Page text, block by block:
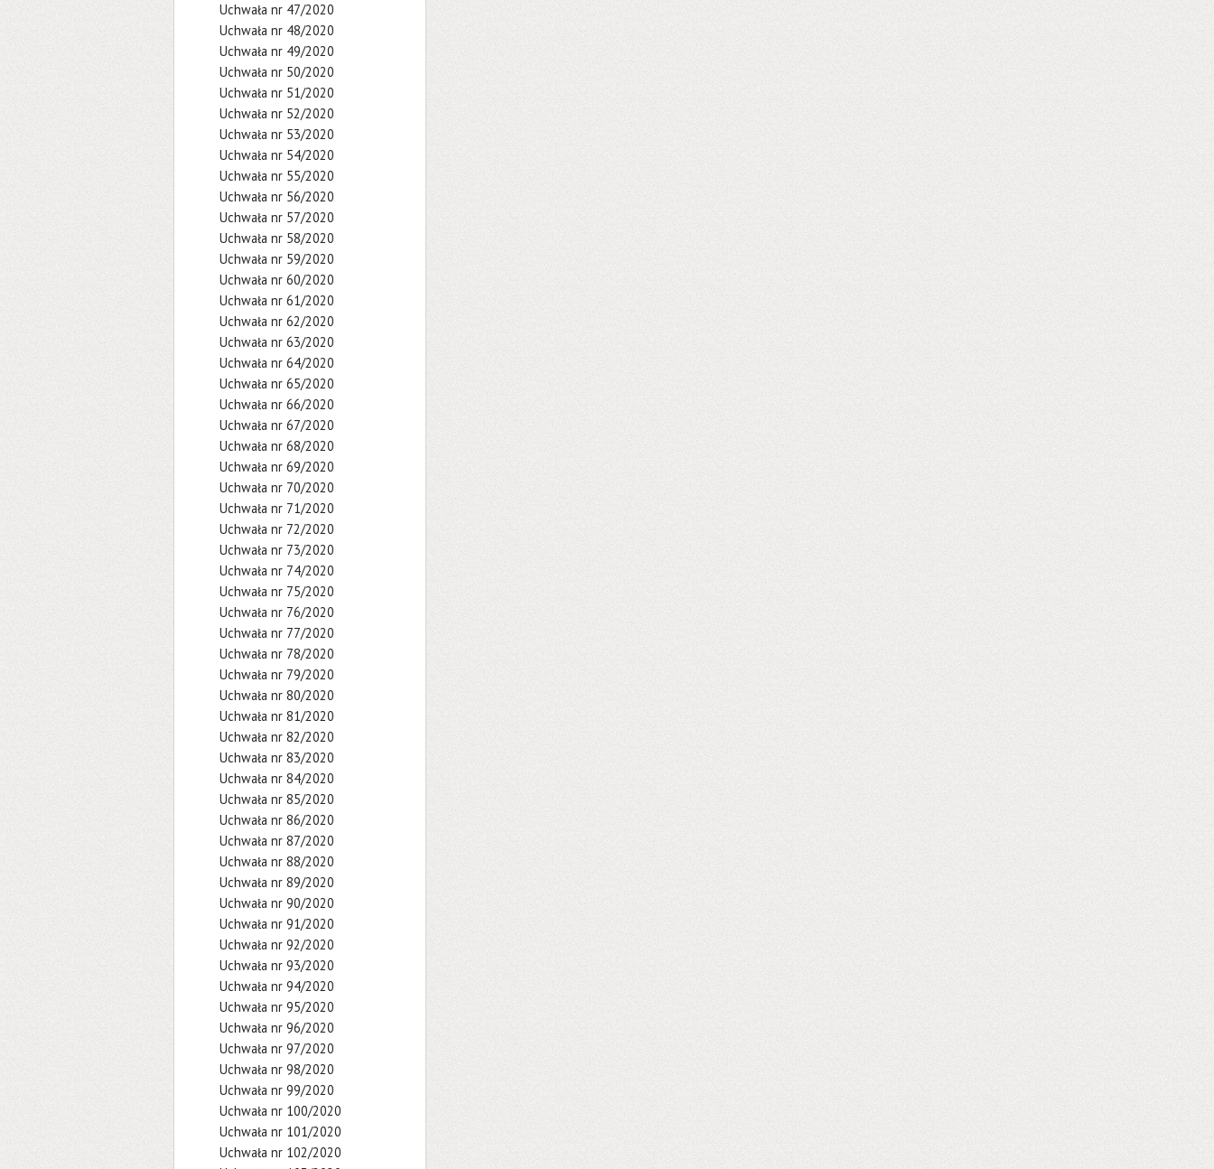
Uchwała nr 47/2020
Uchwała nr 48/2020
Uchwała nr 49/2020
Uchwała nr 50/2020
Uchwała nr 51/2020
Uchwała nr 52/2020
Uchwała nr 53/2020
Uchwała nr 54/2020
Uchwała nr 55/2020
Uchwała nr 56/2020
Uchwała nr 57/2020
Uchwała nr 58/2020
Uchwała nr 59/2020
Uchwała nr 60/2020
Uchwała nr 61/2020
Uchwała nr 62/2020
Uchwała nr 63/2020
Uchwała nr 64/2020
Uchwała nr 65/2020
Uchwała nr 66/2020
Uchwała nr 67/2020
Uchwała nr 68/2020
Uchwała nr 69/2020
Uchwała nr 70/2020
Uchwała nr 71/2020
Uchwała nr 72/2020
Uchwała nr 73/2020
Uchwała nr 74/2020
Uchwała nr 75/2020
Uchwała nr 76/2020
Uchwała nr 77/2020
Uchwała nr 78/2020
Uchwała nr 79/2020
Uchwała nr 80/2020
Uchwała nr 81/2020
Uchwała nr 82/2020
Uchwała nr 83/2020
Uchwała nr 84/2020
Uchwała nr 85/2020
Uchwała nr 86/2020
Uchwała nr 87/2020
Uchwała nr 88/2020
Uchwała nr 89/2020
Uchwała nr 90/2020
Uchwała nr 91/2020
Uchwała nr 92/2020
Uchwała nr 93/2020
Uchwała nr 94/2020
Uchwała nr 95/2020
Uchwała nr 96/2020
Uchwała nr 97/2020
Uchwała nr 98/2020
Uchwała nr 99/2020
Uchwała nr 100/2020
Uchwała nr 101/2020
Uchwała nr 102/2020